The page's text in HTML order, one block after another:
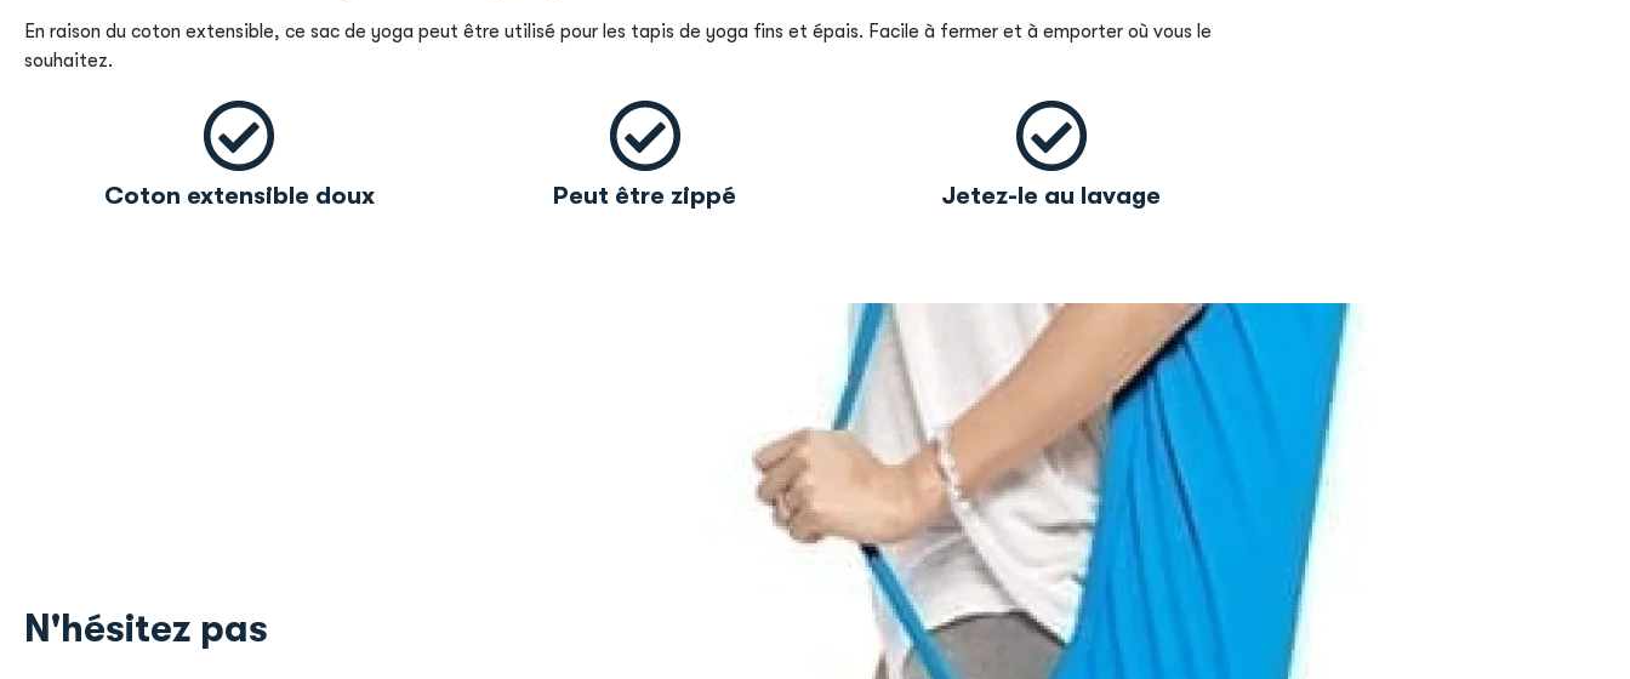
En raison du coton extensible, ce sac de yoga peut être utilisé pour les tapis de yoga fins et épais. Facile à fermer et à emporter où vous le
souhaitez.
Coton extensible doux Peut être zippé Jetez-le au lavage
N'hésitez pas